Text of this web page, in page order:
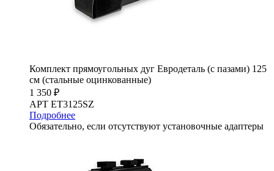
Комплект прямоугольных дуг Евродеталь (с пазами) 125
см (стальные оцинкованные)
1 350 ₽
АРТ ET3125SZ
Подробнее
Обязательно, если отсутствуют установочные адаптеры